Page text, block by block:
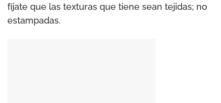
fíjate que las texturas que tiene sean tejidas; no
estampadas.